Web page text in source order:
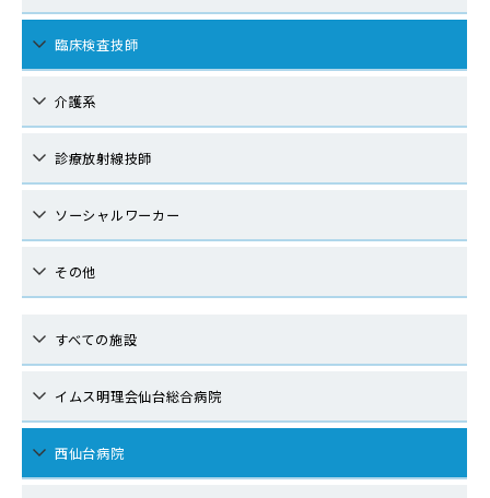
臨床検査技師
介護系
診療放射線技師
ソーシャルワーカー
その他
すべての施設
イムス明理会仙台総合病院
西仙台病院